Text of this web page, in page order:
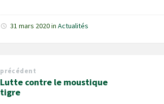
31 mars 2020inActualités
précédent
Lutte contre le moustique
tigre